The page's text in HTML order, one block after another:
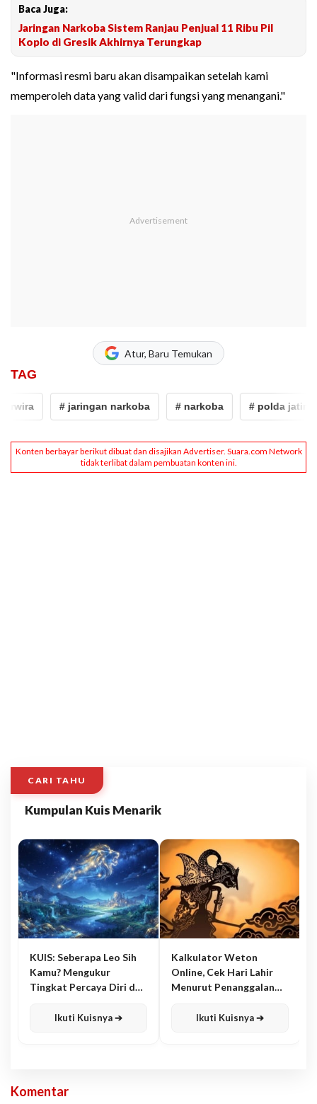
Baca Juga:
Jaringan Narkoba Sistem Ranjau Penjual 11 Ribu Pil
Koplo di Gresik Akhirnya Terungkap
"Informasi resmi baru akan disampaikan setelah kami
memperoleh data yang valid dari fungsi yang menangani."
Atur, Baru Temukan
TAG
# jaringan narkoba # narkoba # polda jatim
CARI TAHU
Kumpulan Kuis Menarik
KUIS: Seberapa Leo Sih
Kamu? Mengukur
Tingkat Percaya Diri dan
Ikuti Kuisnya ➔
Kalkulator Weton
Online, Cek Hari Lahir
Menurut Penanggalan
Ikuti Kuisnya ➔
Komentar